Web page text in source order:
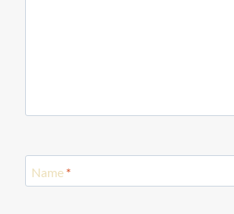
Name *